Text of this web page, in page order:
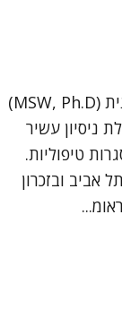
שמי ד"ר תלמה כהן, עובדת סוציאלית קלינית (MSW, Ph.D)
ניסיון עשיר
טיפוליות.
אביב ובזכרון